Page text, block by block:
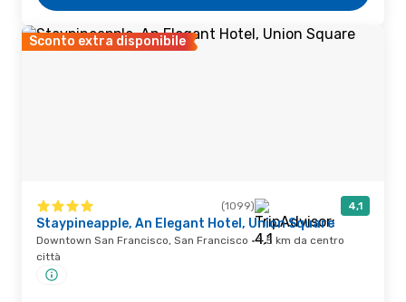
Sconto extra disponibile
(1099) 4,1
Staypineapple, An Elegant Hotel, Union Square
Downtown San Francisco, San Francisco · 1,5 km da centro
città